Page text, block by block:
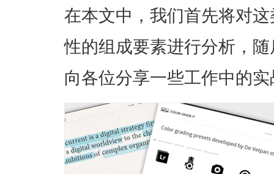
在本文中，我们首先将对
性的组成要素进行分析，
向各位分享一些工作中的